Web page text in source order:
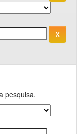
pesquisa.